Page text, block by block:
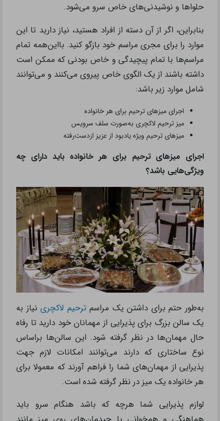
حلواها و نوشیدنی‌های‌ خاص سرو می‌شود.
بنابراین، اگر از آن دسته از افراد هستید، نیاز دارید تا این
موارد را برای مجری مراسم خود بازگو کنید. بااین‌همه تمام
مراسم‌ها با تمام پیچیدگی و خاص بودنی که ممکن است
داشته باشند از یک الگوی خاص پیروی می‌کنند و می‌توانند
شامل موارد زیر باشد:
اجرای میزهای ترحیم برای هر خانواده
میز ترحیم لاکچری به‌صورت سلف سرویس
میزهای ترحیم ویژه یادبود از عزیز ازدست‌رفته
اجرای میزهای ترحیم برای هر خانواده باید دارای چه
ویژگی‌هایی باشد؟
به‌طور حتم برای داشتن یک مراسمترحیم لاکچرینیاز به
یک سالن‌ بزرگ برای پذیرایی از مهمانان خود دارید تا رفاه
حال مهمان‌ها در نظر گرفته شود. این سالن‌ها براساس
نوع ساختاری که دارند می‌توانند امکانات لازم جهت
پذیرایی از مهمان‌های شما را فراهم آورند که معمولا برای
هر خانواده یک میز در نظر گرفته شده است.
لوازم پذیرایی شما هرچه که باشد هنگام سرو باید